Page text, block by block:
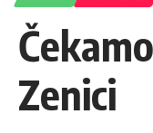
Zenici